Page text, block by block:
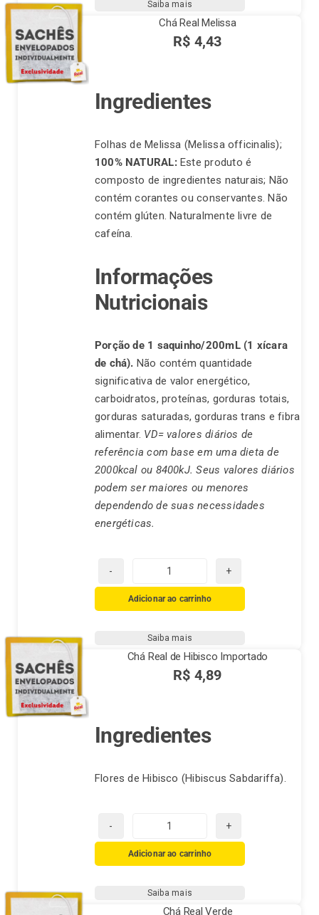
Saiba mais
Chá Real Melissa
R$ 4,43
Ingredientes
Folhas de Melissa (Melissa officinalis);
100% NATURAL:Este produto é
composto de ingredientes naturais; Não
contém corantes ou conservantes. Não
contém glúten. Naturalmente livre de
cafeína.
Informações
Nutricionais
Porção de 1 saquinho/200mL (1 xícara
de chá).
significativa de valor energético,
carboidratos, proteínas, gorduras totais,
gorduras saturadas, gorduras trans e fibra
alimentar. VD= valores diários de
referência com base em uma dieta de
2000kcal ou 8400kJ. Seus valores diários
podem ser maiores ou menores
dependendo de suas necessidades
energéticas.
Chá
Real
Melissa
quantidade
Adicionar ao carrinho
Saiba mais
Chá Real de Hibisco Importado
R$ 4,89
Ingredientes
Flores de Hibisco (Hibiscus Sabdariffa).
Chá
Real
de
Hibisco
Importado
Adicionar ao carrinho
Saiba mais
Chá Real Verde